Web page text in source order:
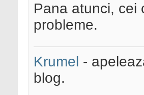
Pana atunci, cei
probleme.
Krumel -
blog.